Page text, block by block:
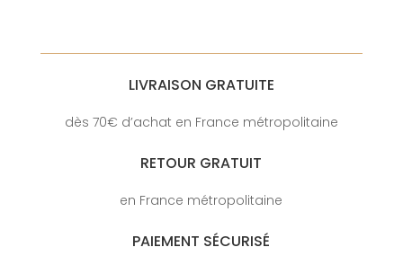
LIVRAISON GRATUITE
dès 70€ d’achat en France métropolitaine
RETOUR GRATUIT
en France métropolitaine
PAIEMENT SÉCURISÉ